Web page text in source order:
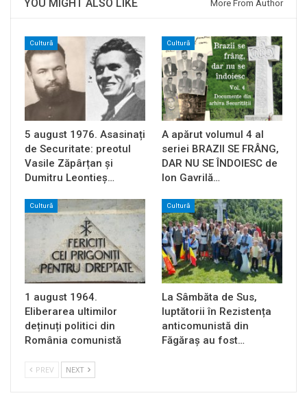
YOU MIGHT ALSO LIKE More From Author
Cultură
5 august 1976. Asasinați
de Securitate: preotul
Vasile Zăpârțan și
Dumitru Leontieș…
Cultură
A apărut volumul 4 al
seriei BRAZII SE FRÂNG,
DAR NU SE ÎNDOIESC de
Ion Gavrilă…
Cultură
1 august 1964.
Eliberarea ultimilor
deținuți politici din
România comunistă
Cultură
La Sâmbăta de Sus,
luptătorii în Rezistența
anticomunistă din
Făgăraș au fost…
PREV NEXT